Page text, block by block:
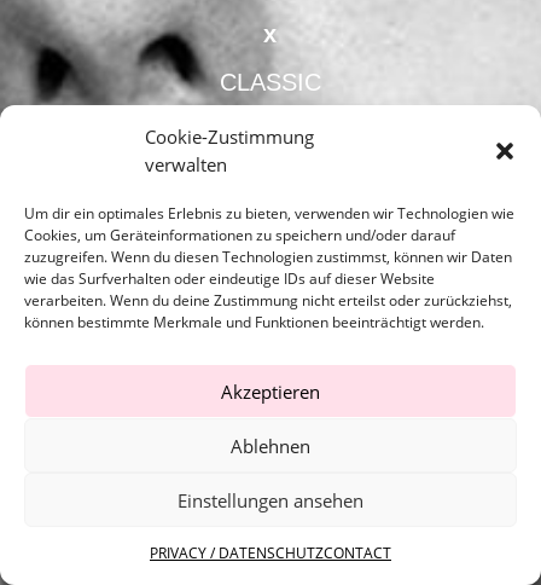
Cookie-Zustimmung
verwalten
Um dir ein optimales Erlebnis zu bieten, verwenden wir Technologien wie
Cookies, um Geräteinformationen zu speichern und/oder darauf
zuzugreifen. Wenn du diesen Technologien zustimmst, können wir Daten
wie das Surfverhalten oder eindeutige IDs auf dieser Website
verarbeiten. Wenn du deine Zustimmung nicht erteilst oder zurückziehst,
können bestimmte Merkmale und Funktionen beeinträchtigt werden.
Akzeptieren
Ablehnen
Einstellungen ansehen
PRIVACY / DATENSCHUTZCONTACT
x
CLASSIC
x
COMMERCIAL
x
NEW FACES
x
BECOME A MODEL
Copyright © 2022 | theagency.